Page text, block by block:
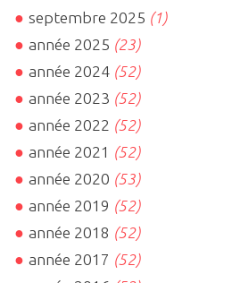
septembre 2025 (1)
année 2025 (23)
année 2024 (52)
année 2023 (52)
année 2022 (52)
année 2021 (52)
année 2020 (53)
année 2019 (52)
année 2018 (52)
année 2017 (52)